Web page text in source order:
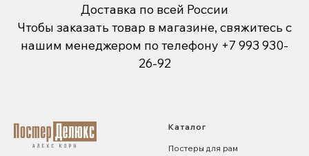
Доставка по всей России
Чтобы заказать товар в магазине, свяжитесь с
нашим менеджером по телефону +7 993 930-
26-92
Каталог
Постеры для рам